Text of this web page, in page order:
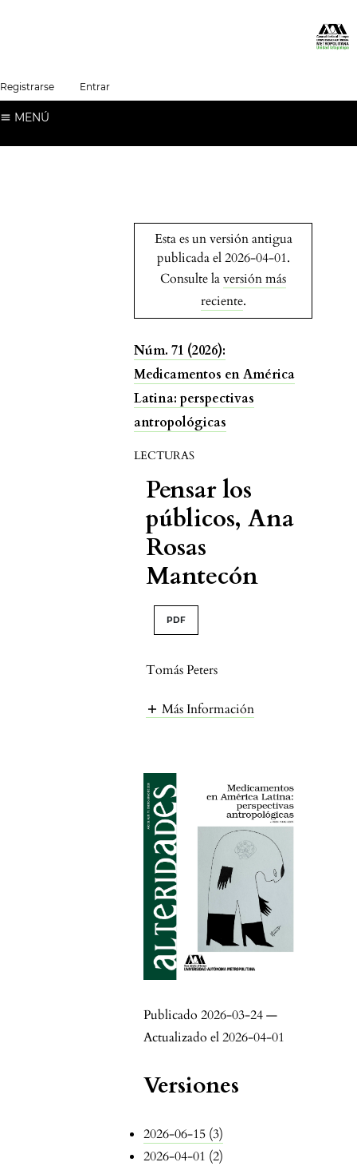
Registrarse Entrar
MENÚ
Esta es un versión antigua
publicada el 2026-04-01.
Consulte laversión más
reciente.
Núm. 71 (2026):
Medicamentos en América
Latina: perspectivas
antropológicas
LECTURAS
Pensar los
públicos, Ana
Rosas
Mantecón
PDF
Tomás Peters
Más Información
Publicado 2026-03-24 —
Actualizado el 2026-04-01
Versiones
2026-06-15 (3)
2026-04-01 (2)